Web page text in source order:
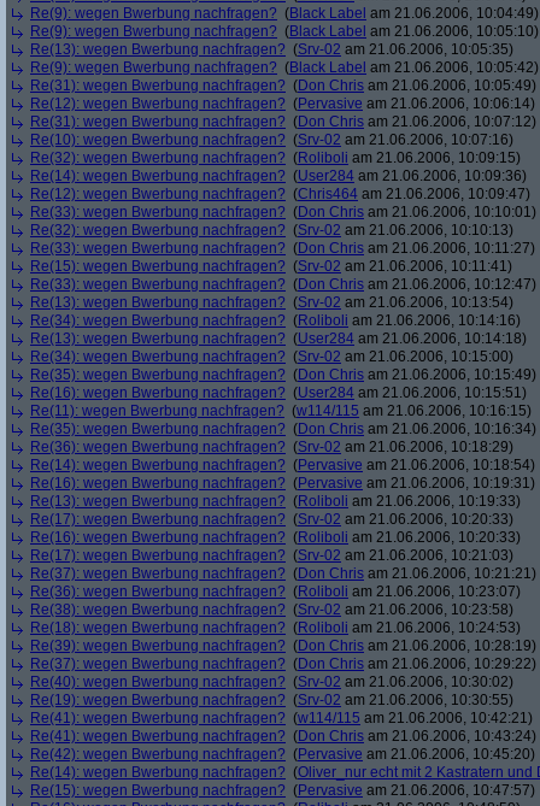
Re(9): wegen Bwerbung nachfragen? (Black Label am 21.06.2006, 10:04:49)
Re(9): wegen Bwerbung nachfragen? (Black Label am 21.06.2006, 10:05:10)
Re(13): wegen Bwerbung nachfragen? (Srv-02 am 21.06.2006, 10:05:35)
Re(9): wegen Bwerbung nachfragen? (Black Label am 21.06.2006, 10:05:42)
Re(31): wegen Bwerbung nachfragen? (Don Chris am 21.06.2006, 10:05:49)
Re(12): wegen Bwerbung nachfragen? (Pervasive am 21.06.2006, 10:06:14)
Re(31): wegen Bwerbung nachfragen? (Don Chris am 21.06.2006, 10:07:12)
Re(10): wegen Bwerbung nachfragen? (Srv-02 am 21.06.2006, 10:07:16)
Re(32): wegen Bwerbung nachfragen? (Roliboli am 21.06.2006, 10:09:15)
Re(14): wegen Bwerbung nachfragen? (User284 am 21.06.2006, 10:09:36)
Re(12): wegen Bwerbung nachfragen? (Chris464 am 21.06.2006, 10:09:47)
Re(33): wegen Bwerbung nachfragen? (Don Chris am 21.06.2006, 10:10:01)
Re(32): wegen Bwerbung nachfragen? (Srv-02 am 21.06.2006, 10:10:13)
Re(33): wegen Bwerbung nachfragen? (Don Chris am 21.06.2006, 10:11:27)
Re(15): wegen Bwerbung nachfragen? (Srv-02 am 21.06.2006, 10:11:41)
Re(33): wegen Bwerbung nachfragen? (Don Chris am 21.06.2006, 10:12:47)
Re(13): wegen Bwerbung nachfragen? (Srv-02 am 21.06.2006, 10:13:54)
Re(34): wegen Bwerbung nachfragen? (Roliboli am 21.06.2006, 10:14:16)
Re(13): wegen Bwerbung nachfragen? (User284 am 21.06.2006, 10:14:18)
Re(34): wegen Bwerbung nachfragen? (Srv-02 am 21.06.2006, 10:15:00)
Re(35): wegen Bwerbung nachfragen? (Don Chris am 21.06.2006, 10:15:49)
Re(16): wegen Bwerbung nachfragen? (User284 am 21.06.2006, 10:15:51)
Re(11): wegen Bwerbung nachfragen? (w114/115 am 21.06.2006, 10:16:15)
Re(35): wegen Bwerbung nachfragen? (Don Chris am 21.06.2006, 10:16:34)
Re(36): wegen Bwerbung nachfragen? (Srv-02 am 21.06.2006, 10:18:29)
Re(14): wegen Bwerbung nachfragen? (Pervasive am 21.06.2006, 10:18:54)
Re(16): wegen Bwerbung nachfragen? (Pervasive am 21.06.2006, 10:19:31)
Re(13): wegen Bwerbung nachfragen? (Roliboli am 21.06.2006, 10:19:33)
Re(17): wegen Bwerbung nachfragen? (Srv-02 am 21.06.2006, 10:20:33)
Re(16): wegen Bwerbung nachfragen? (Roliboli am 21.06.2006, 10:20:33)
Re(17): wegen Bwerbung nachfragen? (Srv-02 am 21.06.2006, 10:21:03)
Re(37): wegen Bwerbung nachfragen? (Don Chris am 21.06.2006, 10:21:21)
Re(36): wegen Bwerbung nachfragen? (Roliboli am 21.06.2006, 10:23:07)
Re(38): wegen Bwerbung nachfragen? (Srv-02 am 21.06.2006, 10:23:58)
Re(18): wegen Bwerbung nachfragen? (Roliboli am 21.06.2006, 10:24:53)
Re(39): wegen Bwerbung nachfragen? (Don Chris am 21.06.2006, 10:28:19)
Re(37): wegen Bwerbung nachfragen? (Don Chris am 21.06.2006, 10:29:22)
Re(40): wegen Bwerbung nachfragen? (Srv-02 am 21.06.2006, 10:30:02)
Re(19): wegen Bwerbung nachfragen? (Srv-02 am 21.06.2006, 10:30:55)
Re(41): wegen Bwerbung nachfragen? (w114/115 am 21.06.2006, 10:42:21)
Re(41): wegen Bwerbung nachfragen? (Don Chris am 21.06.2006, 10:43:24)
Re(42): wegen Bwerbung nachfragen? (Pervasive am 21.06.2006, 10:45:20)
Re(14): wegen Bwerbung nachfragen? (Oliver_nur echt mit 2 Kastratern und
Re(15): wegen Bwerbung nachfragen? (Pervasive am 21.06.2006, 10:47:57)